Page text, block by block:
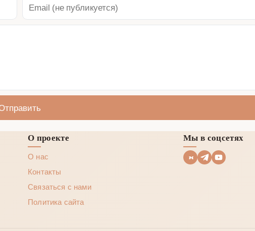
О проекте
О нас
Контакты
Связаться с нами
Политика сайта
Мы в соцсетях